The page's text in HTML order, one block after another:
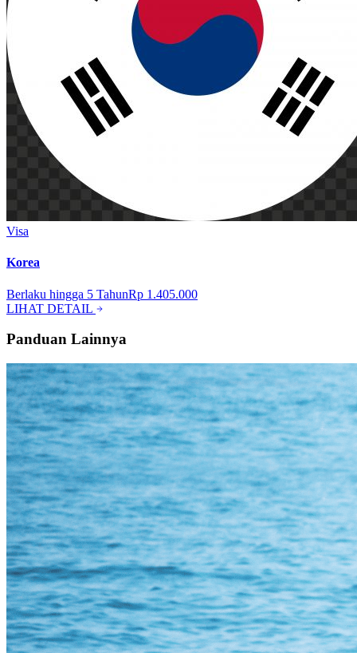
Visa
Korea
Berlaku hingga 5 TahunRp 1.405.000
LIHAT DETAIL
Panduan Lainnya